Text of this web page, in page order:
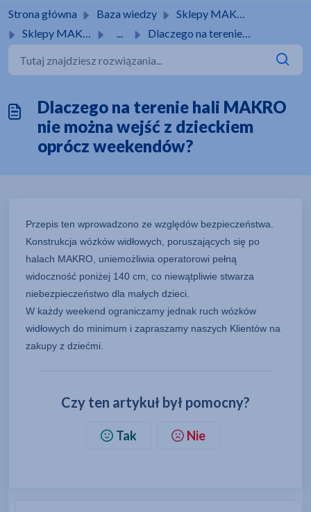
Strona główna Baza wiedzy
Sklepy MAKRO
Sklepy MAKRO
... Dlaczego na terenie hali MAKRO nie można wejść z dzieckie...
Dlaczego na terenie hali MAKRO
nie można wejść z dzieckiem
oprócz weekendów?
Przepis ten wprowadzono ze względów bezpieczeństwa.
Konstrukcja wózków widłowych, poruszających się po
halach MAKRO, uniemożliwia operatorowi pełną
widoczność poniżej 140 cm, co niewątpliwie stwarza
niebezpieczeństwo dla małych dzieci.
W każdy weekend ograniczamy jednak ruch wózków
widłowych do minimum i zapraszamy naszych Klientów na
zakupy z dziećmi.
Czy ten artykuł był pomocny?
Tak Nie